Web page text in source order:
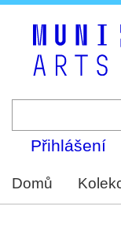
Přihlášení
Domů